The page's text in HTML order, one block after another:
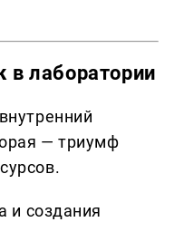
в лаборатории
— триумф
и создания